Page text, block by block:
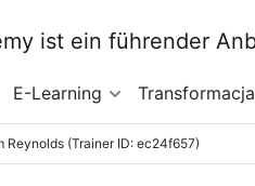
E-Learning Transformacja
Reynolds (Trainer ID: ec24f657)